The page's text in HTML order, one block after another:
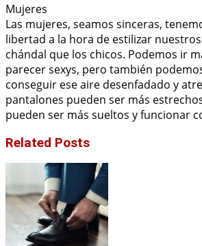
Mujeres
Las mujeres, seamos sinceras,
libertad a la hora de estilizar
chándal que los chicos. Podemos ir
parecer sexys, pero también
conseguir ese aire desenfadado y
pantalones pueden ser más
pueden ser más sueltos y funcionar
Related Posts